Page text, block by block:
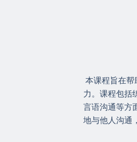
本课程旨在帮
力。课程包括
言语沟通等方
地与他人沟通